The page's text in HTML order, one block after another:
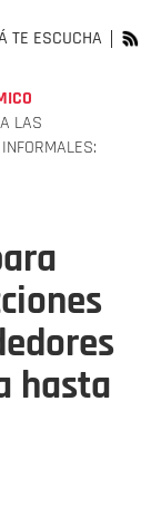
TE ESCUCHA
LAS
hasta